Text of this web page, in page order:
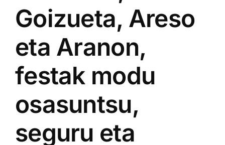
Goizueta, Areso
eta Aranon,
festak modu
osasuntsu,
seguru eta